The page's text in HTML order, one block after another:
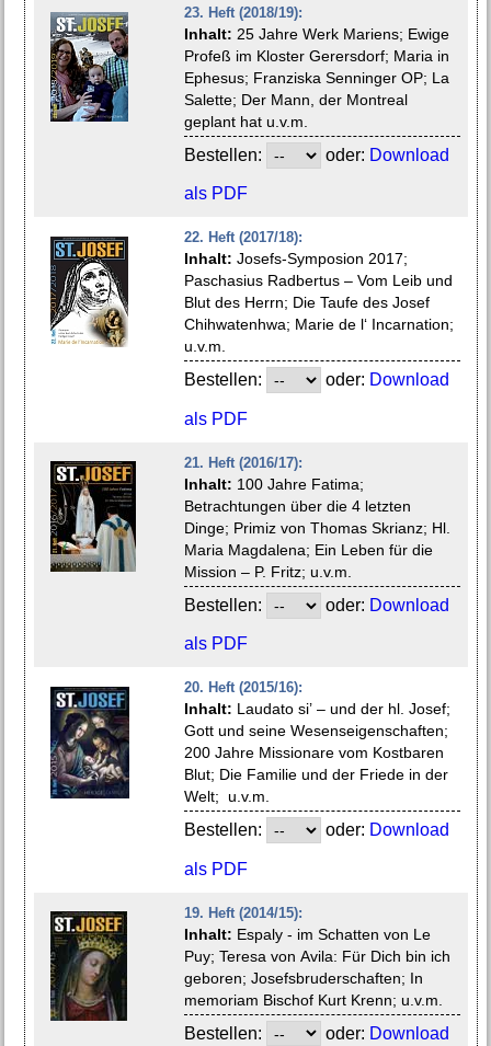
23. Heft (2018/19):
Inhalt: 25 Jahre Werk Mariens; Ewige
Profeß im Kloster Gerersdorf; Maria in
Ephesus; Franziska Senninger OP; La
Salette; Der Mann, der Montreal
geplant hat u.v.m.
Bestellen: oder: Download
als PDF
22. Heft (2017/18):
Inhalt: Josefs-Symposion 2017;
Paschasius Radbertus – Vom Leib und
Blut des Herrn; Die Taufe des Josef
Chihwatenhwa; Marie de l‘ Incarnation;
u.v.m.
Bestellen: oder: Download
als PDF
21. Heft (2016/17):
Inhalt: 100 Jahre Fatima;
Betrachtungen über die 4 letzten
Dinge; Primiz von Thomas Skrianz; Hl.
Maria Magdalena; Ein Leben für die
Mission – P. Fritz; u.v.m.
Bestellen: oder: Download
als PDF
20. Heft (2015/16):
Inhalt: Laudato si’ – und der hl. Josef;
Gott und seine Wesenseigenschaften;
200 Jahre Missionare vom Kostbaren
Blut; Die Familie und der Friede in der
Welt; u.v.m.
Bestellen: oder: Download
als PDF
19. Heft (2014/15):
Inhalt: Espaly - im Schatten von Le
Puy; Teresa von Avila: Für Dich bin ich
geboren; Josefsbruderschaften; In
memoriam Bischof Kurt Krenn; u.v.m.
Bestellen: oder: Download